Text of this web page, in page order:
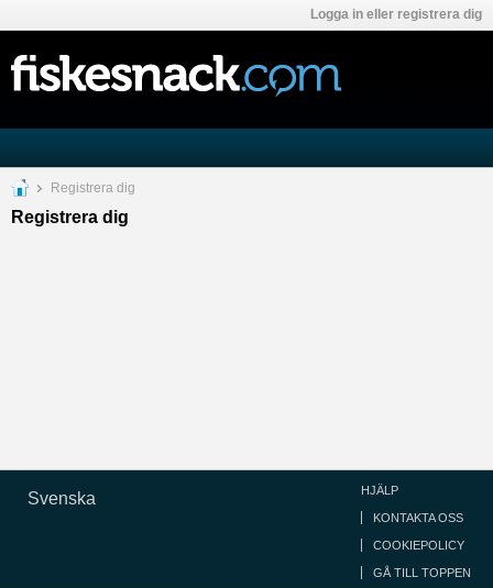
Logga in eller registrera dig
Registrera dig
Registrera dig
Svenska HJÄLP
KONTAKTA OSS
COOKIEPOLICY
GÅ TILL TOPPEN